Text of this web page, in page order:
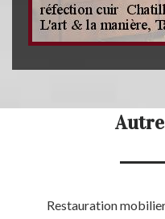
Restauration